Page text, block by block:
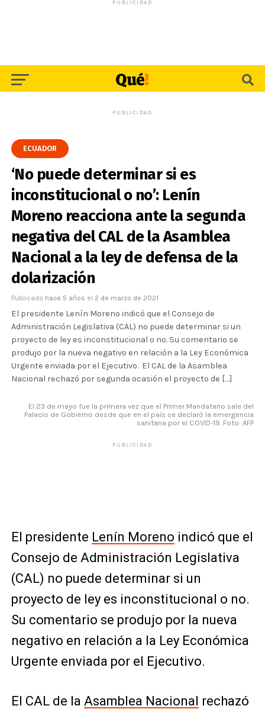
PUBLICIDAD
PUBLICIDAD
ECUADOR
‘No puede determinar si es
inconstitucional o no’: Lenín
Moreno reacciona ante la segunda
negativa del CAL de la Asamblea
Nacional a la ley de defensa de la
dolarización
Publicado hace 5 años el 2 de marzo de 2021
El presidente Lenín Moreno indicó que el Consejo de
Administración Legislativa (CAL) no puede determinar si un
proyecto de ley es inconstitucional o no. Su comentario se
produjo por la nueva negativo en relación a la Ley Económica
Urgente enviada por el Ejecutivo. El CAL de la Asamblea
Nacional rechazó por segunda ocasión el proyecto de […]
El 23 de mayo fue la primera vez que el Primer Mandatario sale del
Palacio de Gobierno desde que en el país se declaró la emergencia
sanitaria por el COVID-19. Foto: AFP
PUBLICIDAD
El presidente Lenín Moreno indicó que el
Consejo de Administración Legislativa
(CAL) no puede determinar si un
proyecto de ley es inconstitucional o no.
Su comentario se produjo por la nueva
negativo en relación a la Ley Económica
Urgente enviada por el Ejecutivo.
El CAL de la Asamblea Nacional rechazó